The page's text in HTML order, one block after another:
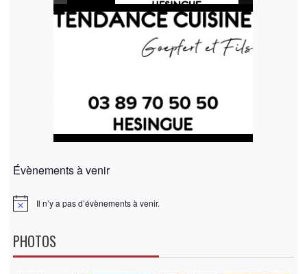
Évènements à venir
N
Il n’y a pas d’évènements à venir.
PHOTOS